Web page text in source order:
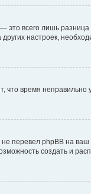
всего лишь
настроек,
что время
перевел phpBB на
создать и